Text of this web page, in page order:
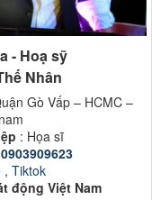
- Hoạ sỹ
Nhân
Gò Vấp – HCMC –
: Họa sĩ
0903909623
,Tiktok
động Việt Nam